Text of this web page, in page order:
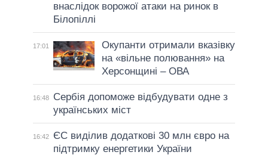
внаслідок ворожої атаки на ринок в
Білопіллі
17:01
Окупанти отримали вказівку
на «вільне полювання» на
Херсонщині – ОВА
16:48
Сербія допоможе відбудувати одне з
українських міст
16:42
ЄС виділив додаткові 30 млн євро на
підтримку енергетики України